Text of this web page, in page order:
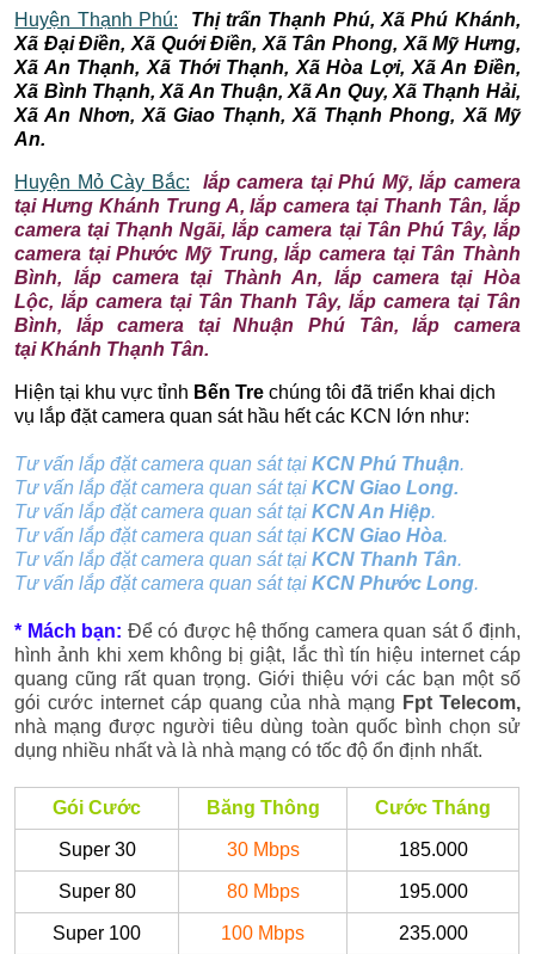
Huyện Thạnh Phú:
Thị trấn Thạnh Phú, Xã Phú Khánh,
Xã Đại Điền, Xã Quới Điền, Xã Tân Phong, Xã Mỹ Hưng,
Xã An Thạnh, Xã Thới Thạnh, Xã Hòa Lợi, Xã An Điền,
Xã Bình Thạnh, Xã An Thuận, Xã An Quy, Xã Thạnh Hải,
Xã An Nhơn, Xã Giao Thạnh, Xã Thạnh Phong, Xã Mỹ
An.
Huyện Mỏ Cày Bắc:
lắp camera tại Phú Mỹ, lắp camera
tại Hưng Khánh Trung A, lắp camera tại Thanh Tân, lắp
camera tại Thạnh Ngãi, lắp camera tại Tân Phú Tây, lắp
camera tại Phước Mỹ Trung, lắp camera tại Tân Thành
Bình, lắp camera tại Thành An, lắp camera tại Hòa
Lộc, lắp camera tại Tân Thanh Tây, lắp camera tại Tân
Bình, lắp camera tại Nhuận Phú Tân, lắp camera
tại Khánh Thạnh Tân.
Hiện tại khu vực tỉnh Bến Trechúng tôi đã triển khai dịch
vụ lắp đặt camera quan sát hầu hết các KCN lớn như:
Tư vấn lắp đặt camera quan sát tạiKCN Phú Thuận.
Tư vấn lắp đặt camera quan sát tạiKCN Giao Long.
Tư vấn lắp đặt camera quan sát tạiKCN An Hiệp.
Tư vấn lắp đặt camera quan sát tạiKCN Giao Hòa.
Tư vấn lắp đặt camera quan sát tạiKCN Thanh Tân.
Tư vấn lắp đặt camera quan sát tạiKCN Phước Long.
* Mách bạn: Để có được hệ thống camera quan sát ổ định,
hình ảnh khi xem không bị giật, lắc thì tín hiệu internet cáp
quang cũng rất quan trọng. Giới thiệu với các bạn một số
gói cước internet cáp quang của nhà mạng Fpt Telecom,
nhà mạng được người tiêu dùng toàn quốc bình chọn sử
dụng nhiều nhất và là nhà mạng có tốc độ ổn định nhất.
Gói Cước Băng Thông Cước Tháng
Super 30 30 Mbps 185.000
Super 80 80 Mbps 195.000
Super 100 100 Mbps 235.000